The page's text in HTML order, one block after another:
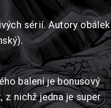
sérií. Autory obálek
balení je bonusový
, z nichž jedna je super